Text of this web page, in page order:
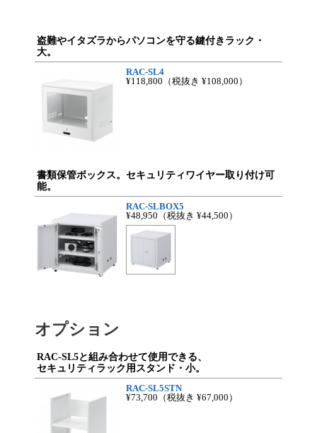
盗難やイタズラからパソコンを守る鍵付きラック・
大。
RAC-SL4
¥118,800 （税抜き ¥108,000）
書類保管ボックス。セキュリティワイヤー取り付け可
能。
RAC-SLBOX5
¥48,950 （税抜き ¥44,500）
オプション
RAC-SL5と組み合わせて使用できる、
セキュリティラック用スタンド・小。
RAC-SL5STN
¥73,700 （税抜き ¥67,000）